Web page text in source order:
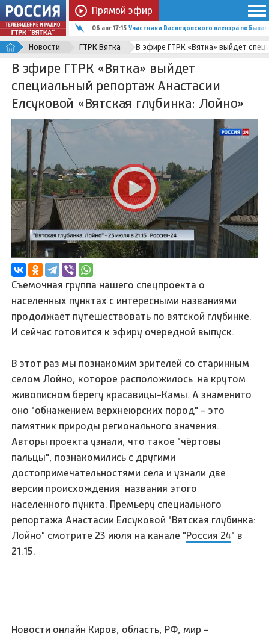
Прямой эфир
06 авг 17:15 Участники Васнецовского пленэра
Новости ГТРК Вятка В эфире ГТРК «Вятка» выйдет
В эфире ГТРК «Вятка» выйдет
специальный репортаж Анастасии
Елсуковой «Вятская глубинка: Лойно»
Съемочная группа нашего спецпроекта о
населенных пунктах с интересными названиями
продолжает путешествовать по вятской глубинке.
И сейчас готовится к эфиру очередной выпуск.
В этот раз мы познакомим зрителей со старинным
селом Лойно, которое расположилось на крутом
живописном берегу красавицы-Камы. А знаменито
оно "обнажением верхнеюрских пород" - это
памятник природы регионального значения.
Авторы проекта узнали, что такое "чёртовы
пальцы", познакомились с другими
достопримечательностями села и узнали две
версии происхождения названия этого
населенного пункта. Премьеру специального
репортажа Анастасии Елсуковой "Вятская глубинка:
Лойно" смотрите 23 июля на канале "Россия 24" в
21.15.
Новости онлайн Киров, область, РФ, мир -